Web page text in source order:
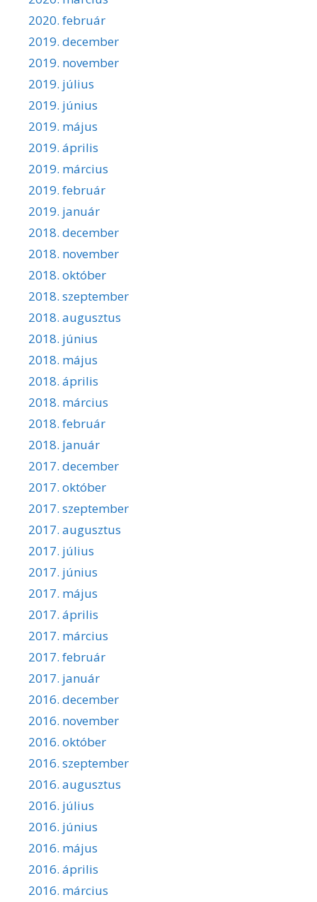
2020. február
2019. december
2019. november
2019. július
2019. június
2019. május
2019. április
2019. március
2019. február
2019. január
2018. december
2018. november
2018. október
2018. szeptember
2018. augusztus
2018. június
2018. május
2018. április
2018. március
2018. február
2018. január
2017. december
2017. október
2017. szeptember
2017. augusztus
2017. július
2017. június
2017. május
2017. április
2017. március
2017. február
2017. január
2016. december
2016. november
2016. október
2016. szeptember
2016. augusztus
2016. július
2016. június
2016. május
2016. április
2016. március